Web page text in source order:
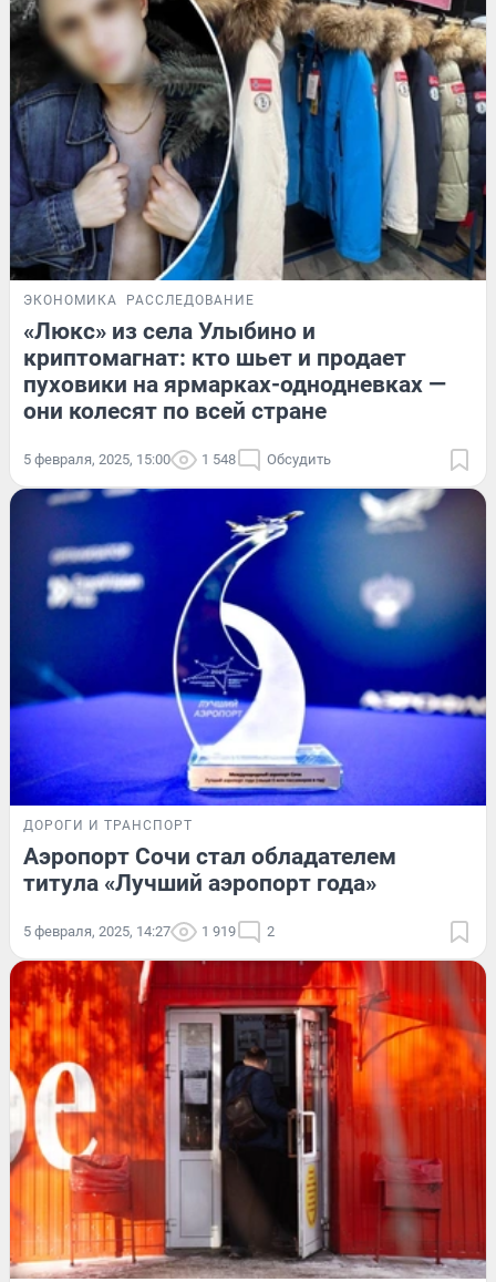
ЭКОНОМИКА РАССЛЕДОВАНИЕ
«Люкс» из села Улыбино и
криптомагнат: кто шьет и продает
пуховики на ярмарках-однодневках —
они колесят по всей стране
5 февраля, 2025, 15:00 1 548 Обсудить
ДОРОГИ И ТРАНСПОРТ
Аэропорт Сочи стал обладателем
титула «Лучший аэропорт года»
5 февраля, 2025, 14:27 1 919 2